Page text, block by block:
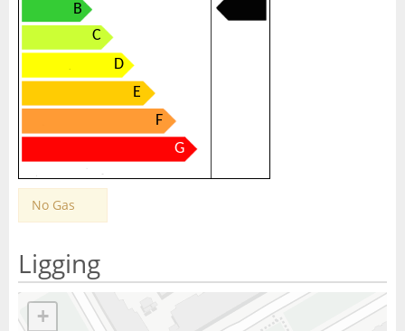
B
C
D
E
F
G
No Gas
Ligging
+